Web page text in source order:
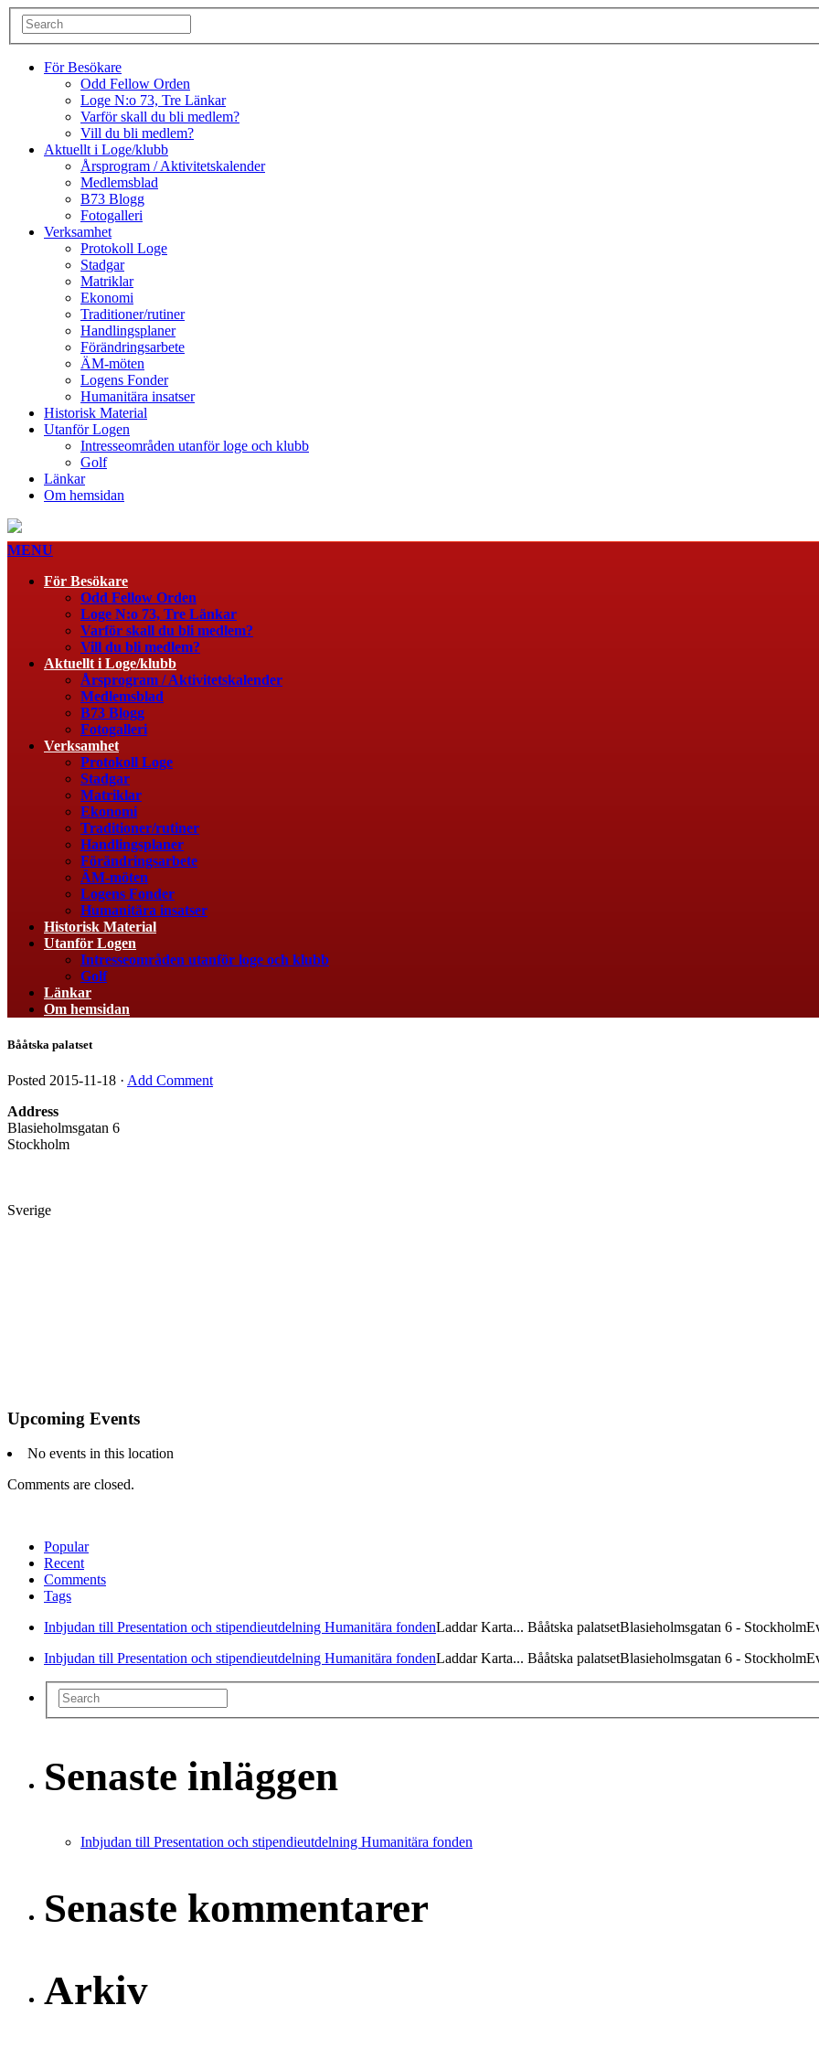
För Besökare
Odd Fellow Orden
Loge N:o 73, Tre Länkar
Varför skall du bli medlem?
Vill du bli medlem?
Aktuellt i Loge/klubb
Årsprogram / Aktivitetskalender
Medlemsblad
B73 Blogg
Fotogalleri
Verksamhet
Protokoll Loge
Stadgar
Matriklar
Ekonomi
Traditioner/rutiner
Handlingsplaner
Förändringsarbete
ÄM-möten
Logens Fonder
Humanitära insatser
Historisk Material
Utanför Logen
Intresseområden utanför loge och klubb
Golf
Länkar
Om hemsidan
MENU
För Besökare
Odd Fellow Orden
Loge N:o 73, Tre Länkar
Varför skall du bli medlem?
Vill du bli medlem?
Aktuellt i Loge/klubb
Årsprogram / Aktivitetskalender
Medlemsblad
B73 Blogg
Fotogalleri
Verksamhet
Protokoll Loge
Stadgar
Matriklar
Ekonomi
Traditioner/rutiner
Handlingsplaner
Förändringsarbete
ÄM-möten
Logens Fonder
Humanitära insatser
Historisk Material
Utanför Logen
Intresseområden utanför loge och klubb
Golf
Länkar
Om hemsidan
Bååtska palatset
Posted 2015-11-18 · Add Comment
Address
Blasieholmsgatan 6
Stockholm
Sverige
Upcoming Events
No events in this location
Comments are closed.
Popular
Recent
Comments
Tags
Inbjudan till Presentation och stipendieutdelning Humanitära fondenLaddar Karta... Bååtska palatsetBlasieholmsgatan 6 -
Inbjudan till Presentation och stipendieutdelning Humanitära fondenLaddar Karta... Bååtska palatsetBlasieholmsgatan 6 -
Senaste inläggen
Inbjudan till Presentation och stipendieutdelning Humanitära fonden
Senaste kommentarer
Arkiv